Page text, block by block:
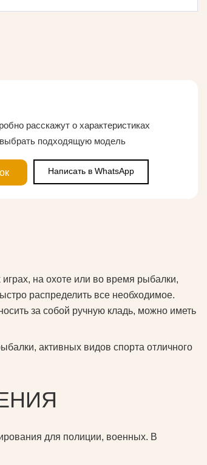
расскажут о характеристиках
подходящую модель
Написать в WhatsApp
на охоте или во время рыбалки,
распределить все необходимое.
за собой ручную кладь, можно иметь
активных видов спорта отличного
для полиции, военных. В